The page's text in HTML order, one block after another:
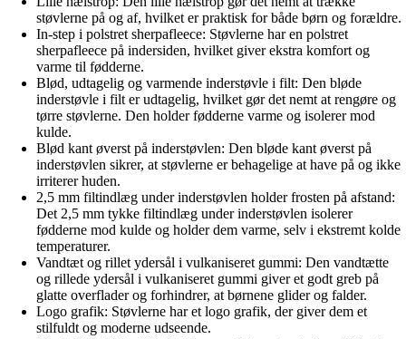
støvlerne på og af, hvilket er praktisk for både børn og forældre.
In-step i polstret sherpafleece: Støvlerne har en polstret
sherpafleece på indersiden, hvilket giver ekstra komfort og
varme til fødderne.
Blød, udtagelig og varmende inderstøvle i filt: Den bløde
inderstøvle i filt er udtagelig, hvilket gør det nemt at rengøre og
tørre støvlerne. Den holder fødderne varme og isolerer mod
kulde.
Blød kant øverst på inderstøvlen: Den bløde kant øverst på
inderstøvlen sikrer, at støvlerne er behagelige at have på og ikke
irriterer huden.
2,5 mm filtindlæg under inderstøvlen holder frosten på afstand:
Det 2,5 mm tykke filtindlæg under inderstøvlen isolerer
fødderne mod kulde og holder dem varme, selv i ekstremt kolde
temperaturer.
Vandtæt og rillet ydersål i vulkaniseret gummi: Den vandtætte
og rillede ydersål i vulkaniseret gummi giver et godt greb på
glatte overflader og forhindrer, at børnene glider og falder.
Logo grafik: Støvlerne har et logo grafik, der giver dem et
stilfuldt og moderne udseende.